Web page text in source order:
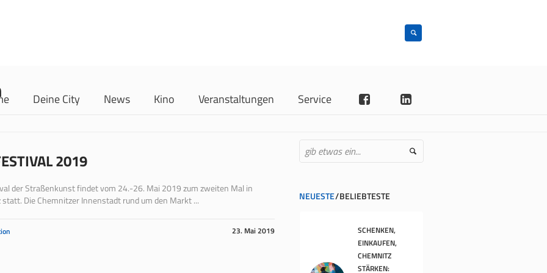
Deine City News Kino Veranstaltungen Service
2019
der Straßenkunst findet vom 24.-26. Mai 2019 zum zweiten Mal in
statt. Die Chemnitzer Innenstadt rund um den Markt ...
23. Mai 2019
NEUESTE BELIEBTESTE
SCHENKEN,
EINKAUFEN,
CHEMNITZ
STÄRKEN: